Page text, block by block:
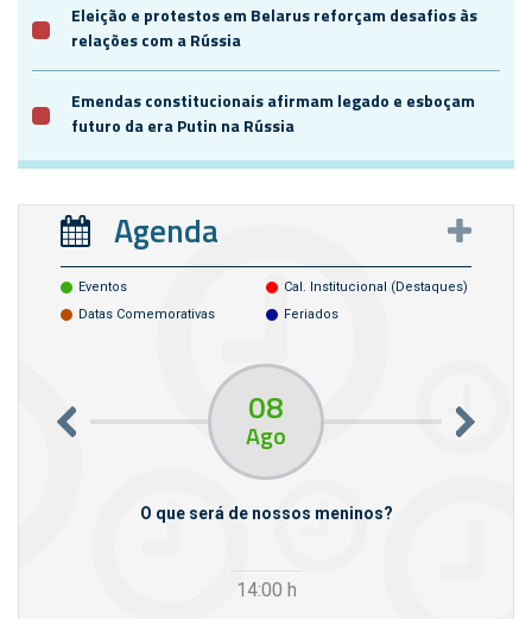
Eleição e protestos em Belarus reforçam desafios às
relações com a Rússia
Emendas constitucionais afirmam legado e esboçam
futuro da era Putin na Rússia
Agenda
Eventos
Cal. Institucional (destaques)
Datas Comemorativas
Feriados
08
Ago
O que será de nossos meninos?
14:00 h